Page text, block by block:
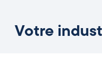
Votre